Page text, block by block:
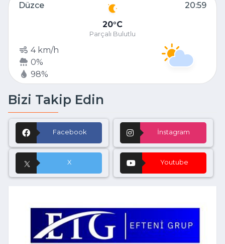
Düzce
20:59
20 C
Parçalı Bulutlu
4 km/h
0%
98%
Bizi Takip Edin
Facebook İnstagram
X Youtube